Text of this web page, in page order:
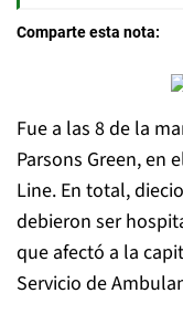
Comparte esta nota:
Fue a las 8 de la
Parsons Green, en
Line. En total,
debieron ser
que afectó a la
Servicio de